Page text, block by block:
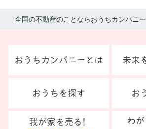
全国の不動産のことならおうちカンパニー